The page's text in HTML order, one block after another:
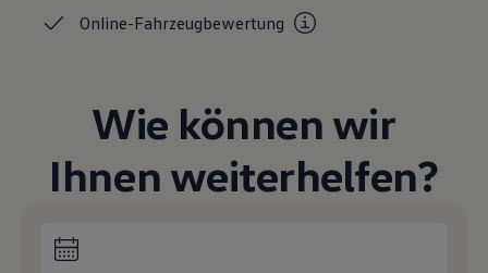
Updates für Software, Karten und Radio
Volkswagen Kundenbetreuung
Warn- und Kontrollleuchten
Assistenzsysteme
Digitale Betriebsanleitung
Live Beratung
Online-Fahrzeugbewertung
Wie können wir
Ihnen weiterhelfen?